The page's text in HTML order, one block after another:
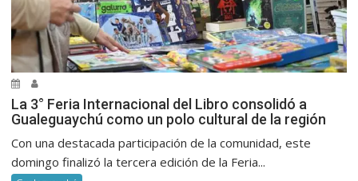
La 3° Feria Internacional del Libro consolidó a
Gualeguaychú como un polo cultural de la región
Con una destacada participación de la comunidad, este
domingo finalizó la tercera edición de la Feria...